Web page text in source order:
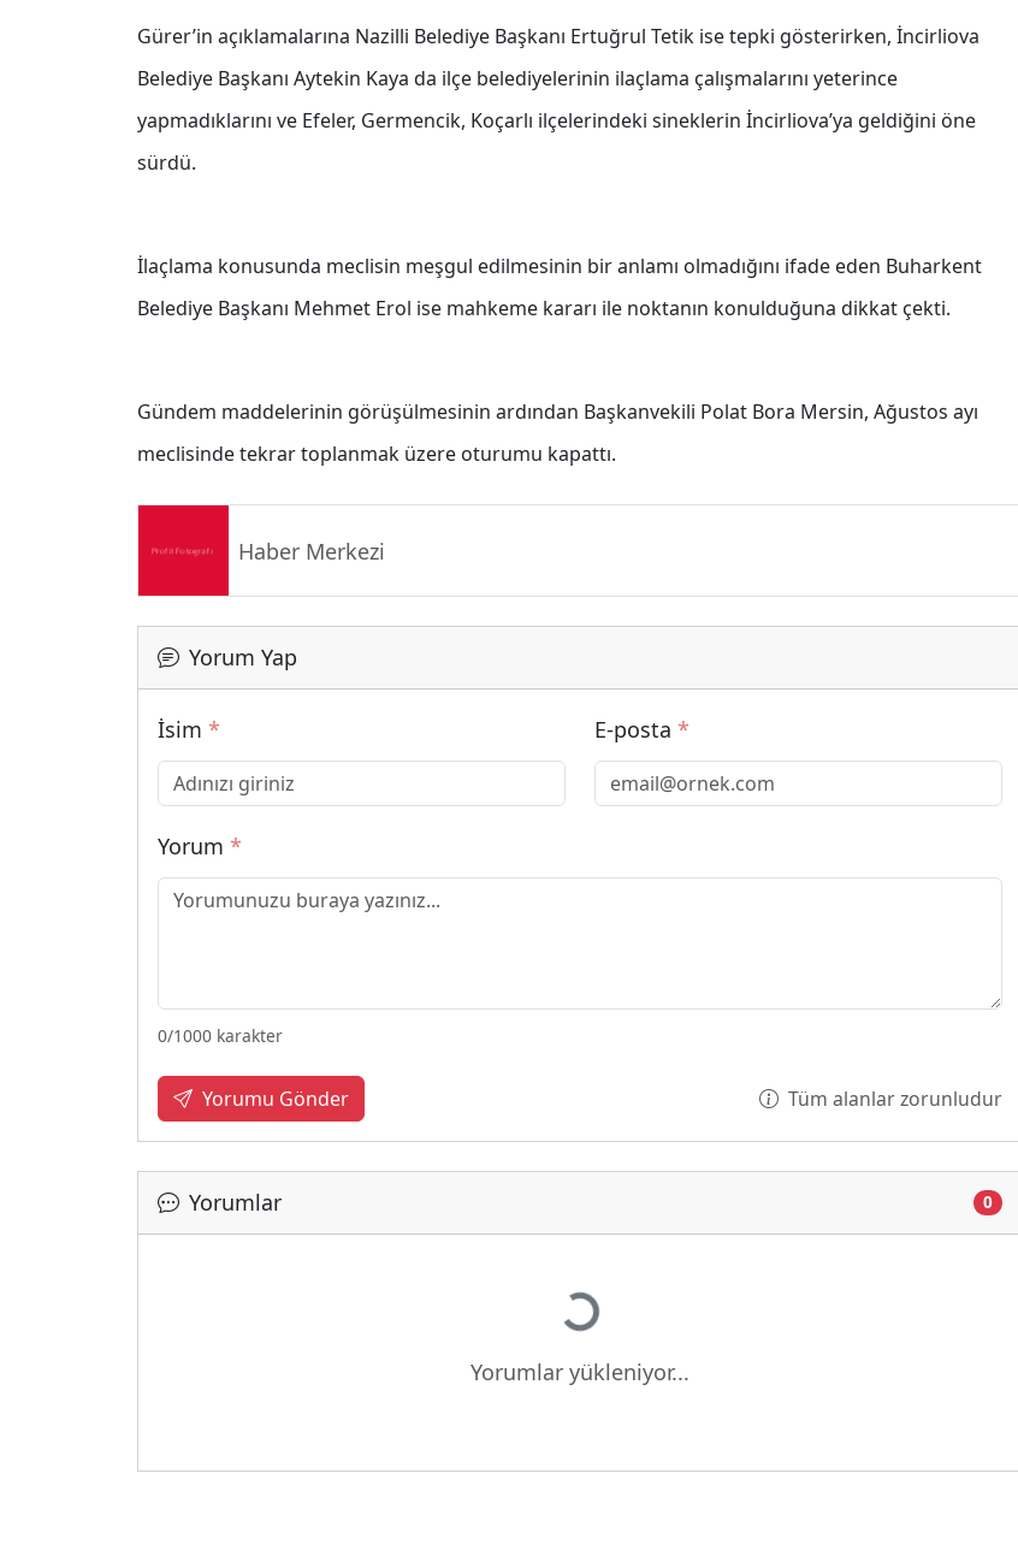
Gürer’in açıklamalarına Nazilli Belediye Başkanı Ertuğrul Tetik ise tepki gösterirken, İncirliova
Belediye Başkanı Aytekin Kaya da ilçe belediyelerinin ilaçlama çalışmalarını yeterince
yapmadıklarını ve Efeler, Germencik, Koçarlı ilçelerindeki sineklerin İncirliova’ya geldiğini öne
sürdü.
İlaçlama konusunda meclisin meşgul edilmesinin bir anlamı olmadığını ifade eden Buharkent
Belediye Başkanı Mehmet Erol ise mahkeme kararı ile noktanın konulduğuna dikkat çekti.
Gündem maddelerinin görüşülmesinin ardından Başkanvekili Polat Bora Mersin, Ağustos ayı
meclisinde tekrar toplanmak üzere oturumu kapattı.
Haber Merkezi
Yorum Yap
İsim * E-posta *
Yorum *
0/1000 karakter
Yorumu Gönder Tüm alanlar zorunludur
Yorumlar 0
Yükleniyor...
Yorumlar yükleniyor...